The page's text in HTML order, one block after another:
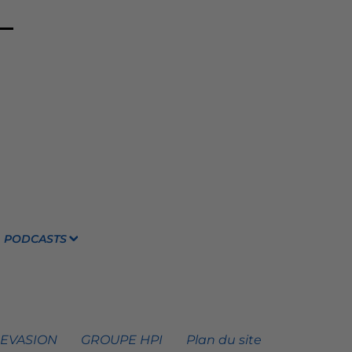
PODCASTS
GROUPE HPI Plan du site